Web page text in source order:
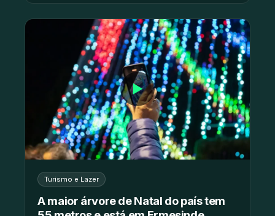
▶
Turismo e Lazer
A maior árvore de Natal do país tem